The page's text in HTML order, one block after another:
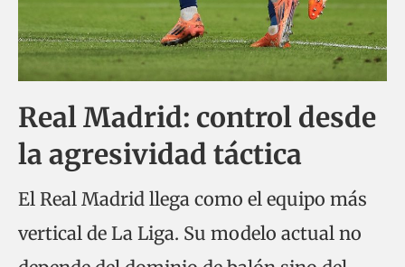
Real Madrid: control desde
la agresividad táctica
El Real Madrid llega como el equipo más
vertical de La Liga. Su modelo actual no